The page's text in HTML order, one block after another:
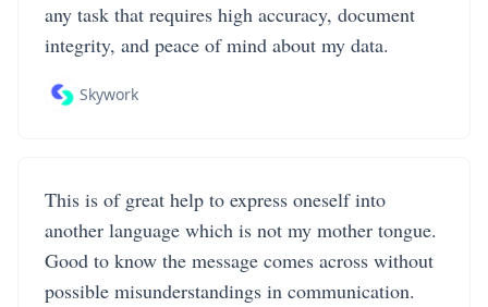
any task that requires high accuracy, document
integrity, and peace of mind about my data.
Skywork
This is of great help to express oneself into
another language which is not my mother tongue.
Good to know the message comes across without
possible misunderstandings in communication.